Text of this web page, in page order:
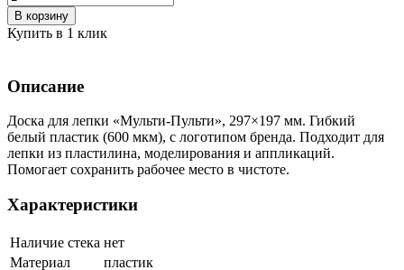
В корзину
Купить в 1 клик
Описание
Доска для лепки «Мульти‑Пульти», 297×197 мм. Гибкий
белый пластик (600 мкм), с логотипом бренда. Подходит для
лепки из пластилина, моделирования и аппликаций.
Помогает сохранить рабочее место в чистоте.
Характеристики
Наличие стека нет
Материал
пластик